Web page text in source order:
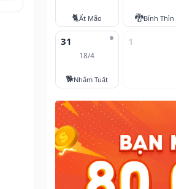
🐈Ất Mão 🐉Bính Thìn
31
18/4
🐕Nhâm Tuất
1